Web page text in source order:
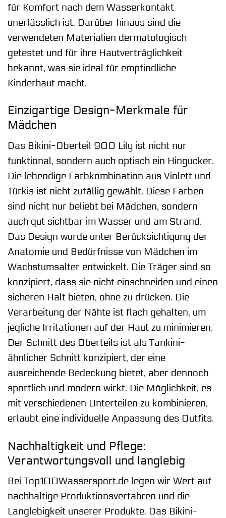
für Komfort nach dem Wasserkontakt
unerlässlich ist. Darüber hinaus sind die
verwendeten Materialien dermatologisch
getestet und für ihre Hautverträglichkeit
bekannt, was sie ideal für empfindliche
Kinderhaut macht.
Einzigartige Design-Merkmale für
Mädchen
Das Bikini-Oberteil 900 Lily ist nicht nur
funktional, sondern auch optisch ein Hingucker.
Die lebendige Farbkombination aus Violett und
Türkis ist nicht zufällig gewählt. Diese Farben
sind nicht nur beliebt bei Mädchen, sondern
auch gut sichtbar im Wasser und am Strand.
Das Design wurde unter Berücksichtigung der
Anatomie und Bedürfnisse von Mädchen im
Wachstumsalter entwickelt. Die Träger sind so
konzipiert, dass sie nicht einschneiden und einen
sicheren Halt bieten, ohne zu drücken. Die
Verarbeitung der Nähte ist flach gehalten, um
jegliche Irritationen auf der Haut zu minimieren.
Der Schnitt des Oberteils ist als Tankini-
ähnlicher Schnitt konzipiert, der eine
ausreichende Bedeckung bietet, aber dennoch
sportlich und modern wirkt. Die Möglichkeit, es
mit verschiedenen Unterteilen zu kombinieren,
erlaubt eine individuelle Anpassung des Outfits.
Nachhaltigkeit und Pflege:
Verantwortungsvoll und langlebig
Bei Top100Wassersport.de legen wir Wert auf
nachhaltige Produktionsverfahren und die
Langlebigkeit unserer Produkte. Das Bikini-